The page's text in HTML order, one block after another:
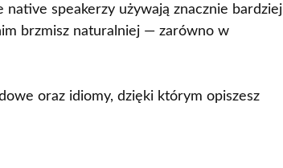
native speakerzy używają znacznie bardziej
brzmisz naturalniej — zarówno w
oraz idiomy, dzięki którym opiszesz